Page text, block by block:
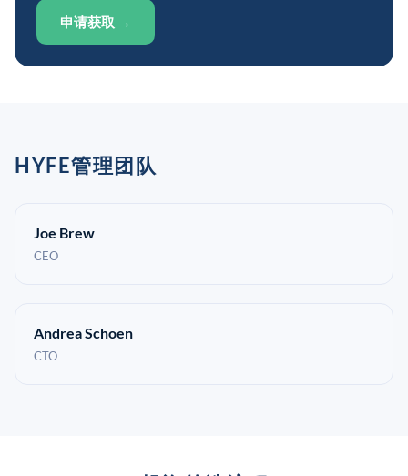
申请获取 →
HYFE管理团队
Joe Brew
CEO
Andrea Schoen
CTO